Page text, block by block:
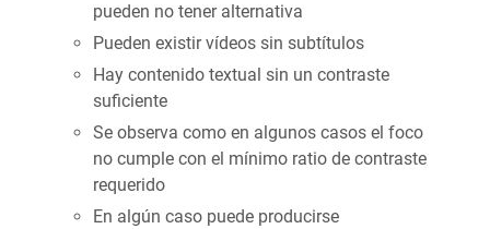
pueden no tener alternativa
Pueden existir vídeos sin subtítulos
Hay contenido textual sin un contraste
suficiente
Se observa como en algunos casos el foco
no cumple con el mínimo ratio de contraste
requerido
En algún caso puede producirse